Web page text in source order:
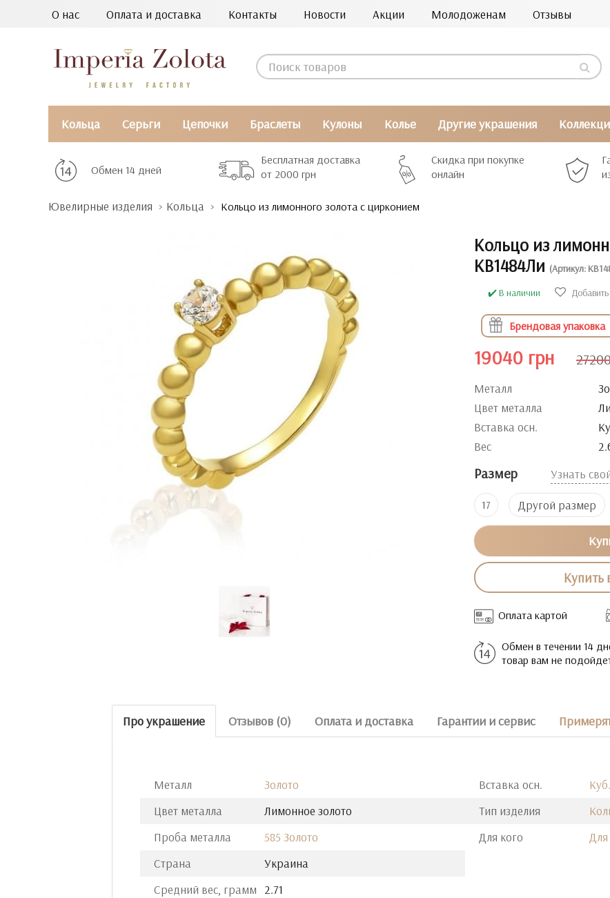
О нас Оплата и доставка Контакты Новости Акции Молодоженам Отзывы
Кольца Серьги Цепочки Браслеты Кулоны Колье Другие украшения
Обмен 14 дней
Бесплатная доставка
от 2000 грн
Скидка при покупке
онлайн
Ювелирные изделия Кольца Кольцо из лимонного золота с цирконием
Кольцо из
КВ1484Ли (Артикул:
✔️ В наличии
Брендовая упаковка
19040 грн
Металл
Цвет металла
Вставка осн.
Вес
Размер Узнать
17 Другой размер
Купить
Оплата картой
Обмен в течении 14
товар вам не
Про украшение Отзывов (0) Оплата и доставка Гарантии и сервис
Металл
Золото
Цвет металла
Лимонное золото
Проба металла
585 Золото
Страна
Украина
Средний вес, грамм
2.71
Вставка осн.
Тип изделия
Для кого